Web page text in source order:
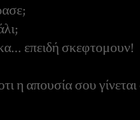
επειδή σκεφτομουν!
η απουσία σου